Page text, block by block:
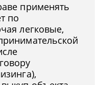
применять
по
легковые,